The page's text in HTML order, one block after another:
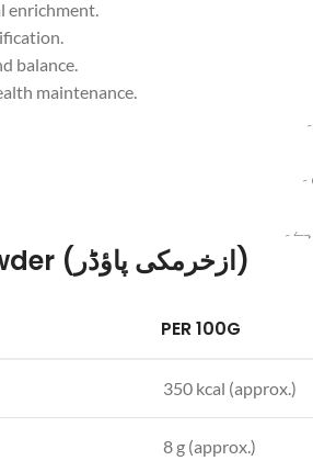
enrichment.
balance.
maintenance.
Nutrition Facts of Izkhar Makki Powder (ازخرمکی پاؤڈر)
PER 100G
350 kcal (approx.)
8 g (approx.)